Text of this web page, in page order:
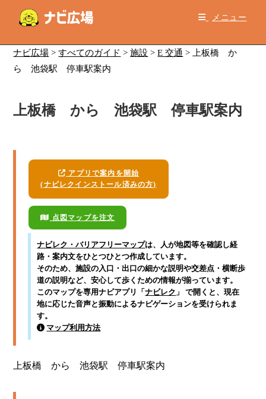
メニュー
ナビ広場 >すべてのガイド >施設 >E 交通 >
上板橋 か
ら 池袋駅 停車駅案内
上板橋 から 池袋駅 停車駅案内
アプリで案内を開始
(ナビレクインストール済みの方)
点図マップを注文
ナビレク・バリアフリーマップは、人が地図等を確認し経
路・案内文をひとつひとつ作成しています。
そのため、施設の入口・出口の細かな説明や交差点・横断歩
道の説明など、安心して歩くための情報が揃っています。
このマップを専用ナビアプリ「ナビレク 」 で開くと、現在
地に応じた音声と振動によるナビゲーションを受けられま
す。
マップ利用方法
上板橋　から　池袋駅　停車駅案内